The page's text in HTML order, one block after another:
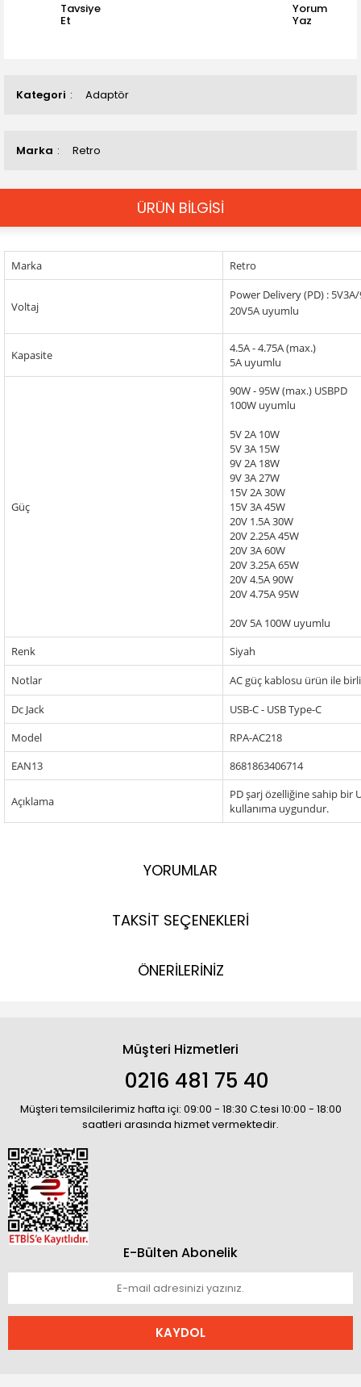
Kategori Adaptör
Marka Retro
Tavsiye
Et
Yorum
Yaz
ÜRÜN BİLGİSİ
Marka Retro
Voltaj
Power Delivery (PD) :
20V5A uyumlu
Kapasite
4.5A - 4.75A (max.)
5A uyumlu
Güç
90W - 95W (max.) USBPD
100W uyumlu
5V 2A 10W
5V 3A 15W
9V 2A 18W
9V 3A 27W
15V 2A 30W
15V 3A 45W
20V 1.5A 30W
20V 2.25A 45W
20V 3A 60W
20V 3.25A 65W
20V 4.5A 90W
20V 4.75A 95W
20V 5A 100W uyumlu
Renk
Siyah
Notlar
AC güç kablosu ürün ile
Dc Jack
USB-C - USB Type-C
Model
RPA-AC218
EAN13
8681863406714
Açıklama
PD şarj özelliğine sahip bir
kullanıma uygundur.
YORUMLAR
TAKSİT SEÇENEKLERİ
ÖNERİLERİNİZ
Müşteri Hizmetleri
0216 481 75 40
Müşteri temsilcilerimiz hafta içi: 09:00 - 18:30 C.tesi 10:00 - 18:00
saatleri arasında hizmet vermektedir.
E-Bülten Abonelik
KAYDOL